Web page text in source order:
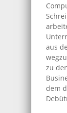
aus
zu
dem